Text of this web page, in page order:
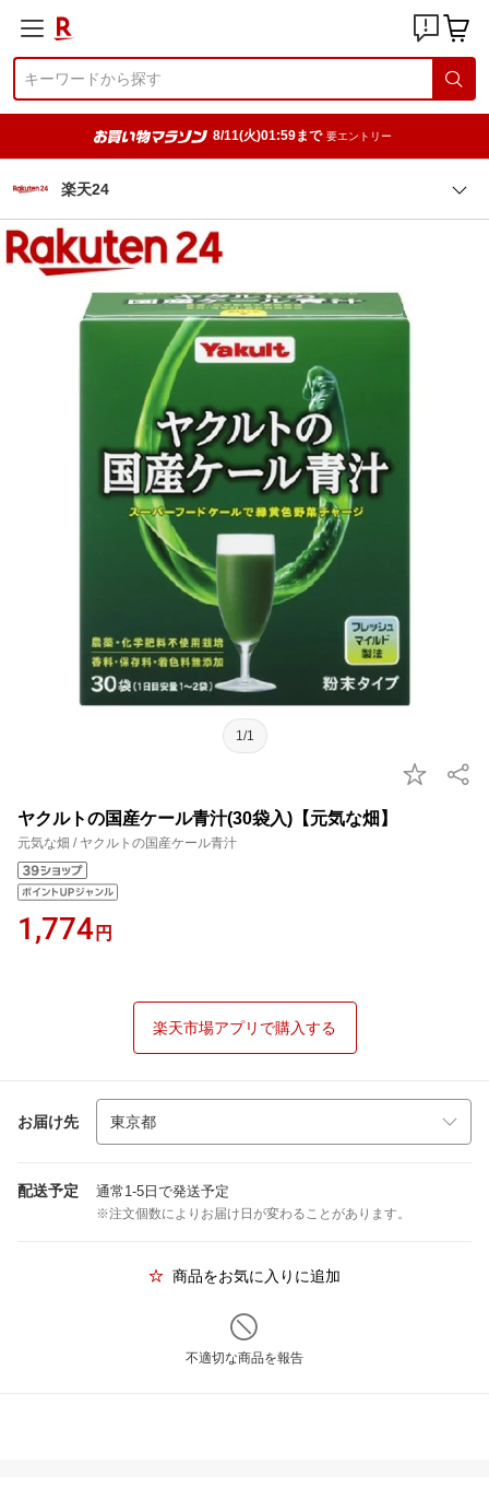
8/11(火)01:59まで 要エントリー
楽天24
1/1
ヤクルトの国産ケール青汁(30袋入)【元気な畑】
元気な畑 / ヤクルトの国産ケール青汁
1,774 円
楽天市場アプリで購入する
お届け先
配送予定 通常1-5日で発送予定
※注文個数によりお届け日が変わることがあります。
商品をお気に入りに追加
不適切な商品を報告